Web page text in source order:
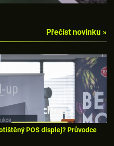
Přečíst novinku »
POS displej? Průvodce